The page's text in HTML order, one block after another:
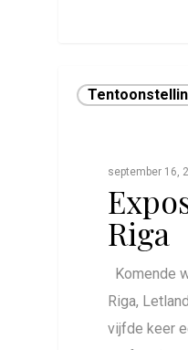
september 16,
Riga
Komende
Riga,
vijfde keer